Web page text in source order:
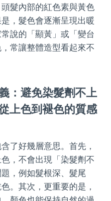
髮內部的紅色素與黃色
，髮色會逐漸呈現出暖
說的「顯黃」或「變台
常讓整體造型看起來不
：避免染髮劑不上
上色到褪色的質感
了好幾層意思。首先，
，不會出現「染髮劑不
，例如髮根深、髮尾
。其次，更重要的是，